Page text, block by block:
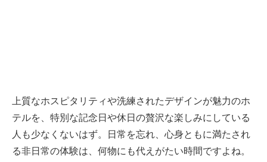
上質なホスピタリティや洗練されたデザインが魅力のホ
テルを、特別な記念日や休日の贅沢な楽しみにしている
人も少なくないはず。日常を忘れ、心身ともに満たされ
る非日常の体験は、何物にも代えがたい時間ですよね。